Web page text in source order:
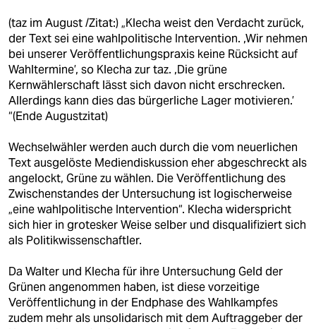
(taz im August /Zitat:) „Klecha weist den Verdacht zurück,
der Text sei eine wahlpolitische Intervention. ,Wir nehmen
bei unserer Veröffentlichungspraxis keine Rücksicht auf
Wahltermine’, so Klecha zur taz. ,Die grüne
Kernwählerschaft lässt sich davon nicht erschrecken.
Allerdings kann dies das bürgerliche Lager motivieren.’
“(Ende Augustzitat)
Wechselwähler werden auch durch die vom neuerlichen
Text ausgelöste Mediendiskussion eher abgeschreckt als
angelockt, Grüne zu wählen. Die Veröffentlichung des
Zwischenstandes der Untersuchung ist logischerweise
„eine wahlpolitische Intervention“. Klecha widerspricht
sich hier in grotesker Weise selber und disqualifiziert sich
als Politikwissenschaftler.
Da Walter und Klecha für ihre Untersuchung Geld der
Grünen angenommen haben, ist diese vorzeitige
Veröffentlichung in der Endphase des Wahlkampfes
zudem mehr als unsolidarisch mit dem Auftraggeber der